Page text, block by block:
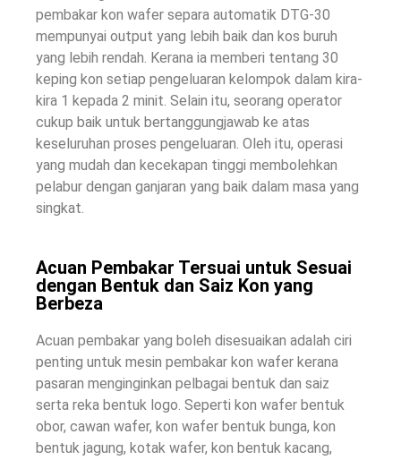
pembakar kon wafer separa automatik DTG-30
mempunyai output yang lebih baik dan kos buruh
yang lebih rendah. Kerana ia memberi tentang 30
keping kon setiap pengeluaran kelompok dalam kira-
kira 1 kepada 2 minit. Selain itu, seorang operator
cukup baik untuk bertanggungjawab ke atas
keseluruhan proses pengeluaran. Oleh itu, operasi
yang mudah dan kecekapan tinggi membolehkan
pelabur dengan ganjaran yang baik dalam masa yang
singkat.
Acuan Pembakar Tersuai untuk Sesuai
dengan Bentuk dan Saiz Kon yang
Berbeza
Acuan pembakar yang boleh disesuaikan adalah ciri
penting untuk mesin pembakar kon wafer kerana
pasaran menginginkan pelbagai bentuk dan saiz
serta reka bentuk logo. Seperti kon wafer bentuk
obor, cawan wafer, kon wafer bentuk bunga, kon
bentuk jagung, kotak wafer, kon bentuk kacang,